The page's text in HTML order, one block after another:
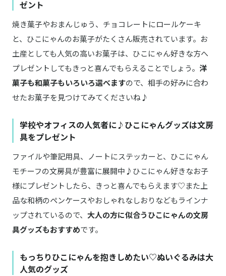
ゼント
焼き菓子やおまんじゅう、チョコレートにロールケーキ
と、ひこにゃんのお菓子がたくさん販売されています。お
土産としても人気の高いお菓子は、ひこにゃん好きな方へ
プレゼントしてもきっと喜んでもらえることでしょう。 洋
菓子も和菓子もいろいろ選べますので、相手の好みに合わ
せたお菓子を見つけてみてくださいね♪
学校やオフィスの人気者に♪ひこにゃんグッズは文房
具をプレゼント
ファイルや筆記用具、ノートにステッカーと、ひこにゃん
モチーフの文房具が豊富に展開中♪ひこにゃん好きなお子
様にプレゼントしたら、きっと喜んでもらえます♡また上
品な和柄のペンケースやおしゃれなしおりなどもラインナ
ップされているので、 大人の方に似合うひこにゃんの文房
具グッズもおすすめです。
もっちりひこにゃんを抱きしめたい♡ぬいぐるみは大
人気のグッズ